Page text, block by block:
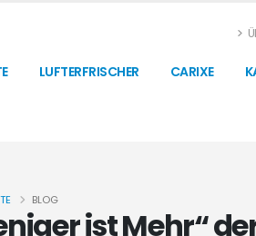
LUFTERFRISCHER CARIXE
ist Mehr“
BLOG